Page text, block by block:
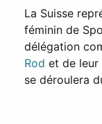
La Suisse
féminin de
délégation
Rod et de leur
se déroulera